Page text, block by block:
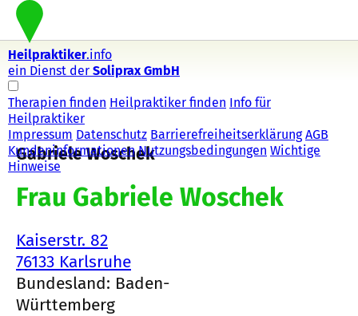
Heilpraktiker.info
ein Dienst der Soliprax GmbH
Therapien finden Heilpraktiker finden Info für
Heilpraktiker
Impressum Datenschutz Barrierefreiheitserklärung AGB
Kundeninformationen Nutzungsbedingungen Wichtige
Hinweise
Gabriele Woschek
Frau Gabriele Woschek
Kaiserstr. 82
76133 Karlsruhe
Bundesland: Baden-
Württemberg